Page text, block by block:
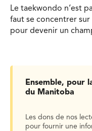
Le taekwondo n’est
faut se concentrer
pour devenir un
Ensemble, pour
du Manitoba
Les dons de nos
pour fournir une